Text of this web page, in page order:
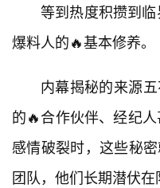
等到热度积攒到
爆料人的🔥基本修养。
内幕揭秘的来源
的🔥合作伙伴、经纪
感情破裂时，这些秘
团队，他们长期潜伏